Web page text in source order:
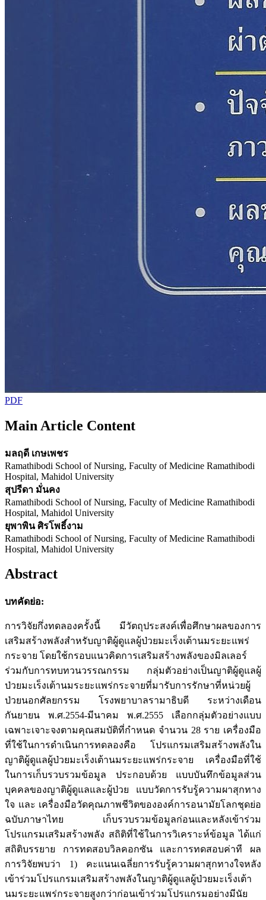
PDF
Main Article Content
มลฤดี เกษเพชร
Ramathibodi School of Nursing, Faculty of Medicine Ramathibodi
Hospital, Mahidol University
สุปรีดา มั่นคง
Ramathibodi School of Nursing, Faculty of Medicine Ramathibodi
Hospital, Mahidol University
ยุพาพิน ศิรโพธิ์งาม
Ramathibodi School of Nursing, Faculty of Medicine Ramathibodi
Hospital, Mahidol University
Abstract
บทคัดย่อ:
การวิจัยกึ่งทดลองครั้งนี้ มีวัตถุประสงค์เพื่อศึกษาผลของการ
เสริมสร้างพลังสำหรับญาติผู้ดูแลผู้ป่วยมะเร็งเต้านมระยะแพร่
กระจาย โดยใช้กรอบแนวคิดการเสริมสร้างพลังของมิลเลอร์
ร่วมกับการทบทวนวรรณกรรม กลุ่มตัวอย่างเป็นญาติผู้ดูแลผู้
ป่วยมะเร็งเต้านมระยะแพร่กระจายที่มารับการรักษาที่หน่วยผู้
ป่วยนอกศัลยกรรม โรงพยาบาลรามาธิบดี ระหว่างเดือน
กันยายน พ.ศ.2554-มีนาคม พ.ศ.2555 เลือกกลุ่มตัวอย่างแบบ
เฉพาะเจาะจงตามคุณสมบัติที่กำหนด จำนวน 28 ราย เครื่องมือ
ที่ใช้ในการดำเนินการทดลองคือ โปรแกรมเสริมสร้างพลังใน
ญาติผู้ดูแลผู้ป่วยมะเร็งเต้านมระยะแพร่กระจาย เครื่องมือที่ใช้
ในการเก็บรวบรวมข้อมูล ประกอบด้วย แบบบันทึกข้อมูลส่วน
บุคคลของญาติผู้ดูแลและผู้ป่วย แบบวัดการรับรู้ความผาสุกทาง
ใจ และ เครื่องมือวัดคุณภาพชีวิตขององค์การอนามัยโลกชุดย่อ
ฉบับภาษาไทย เก็บรวบรวมข้อมูลก่อนและหลังเข้าร่วม
โปรแกรมเสริมสร้างพลัง สถิติที่ใช้ในการวิเคราะห์ข้อมูล ได้แก่
สถิติบรรยาย การทดสอบวิลคอกซัน และการทดสอบค่าที ผล
การวิจัยพบว่า 1) คะแนนเฉลี่ยการรับรู้ความผาสุกทางใจหลัง
เข้าร่วมโปรแกรมเสริมสร้างพลังในญาติผู้ดูแลผู้ป่วยมะเร็งเต้า
นมระยะแพร่กระจายสูงกว่าก่อนเข้าร่วมโปรแกรมอย่างมีนัย